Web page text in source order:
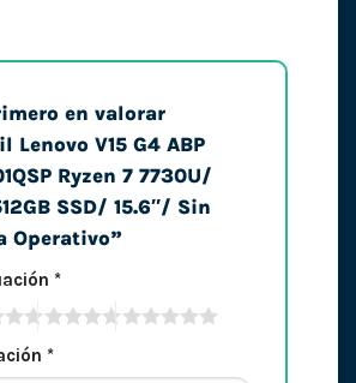
en valorar
Lenovo V15 G4 ABP
Ryzen 7 7730U/
SSD/ 15.6″/ Sin
Operativo”
*
*